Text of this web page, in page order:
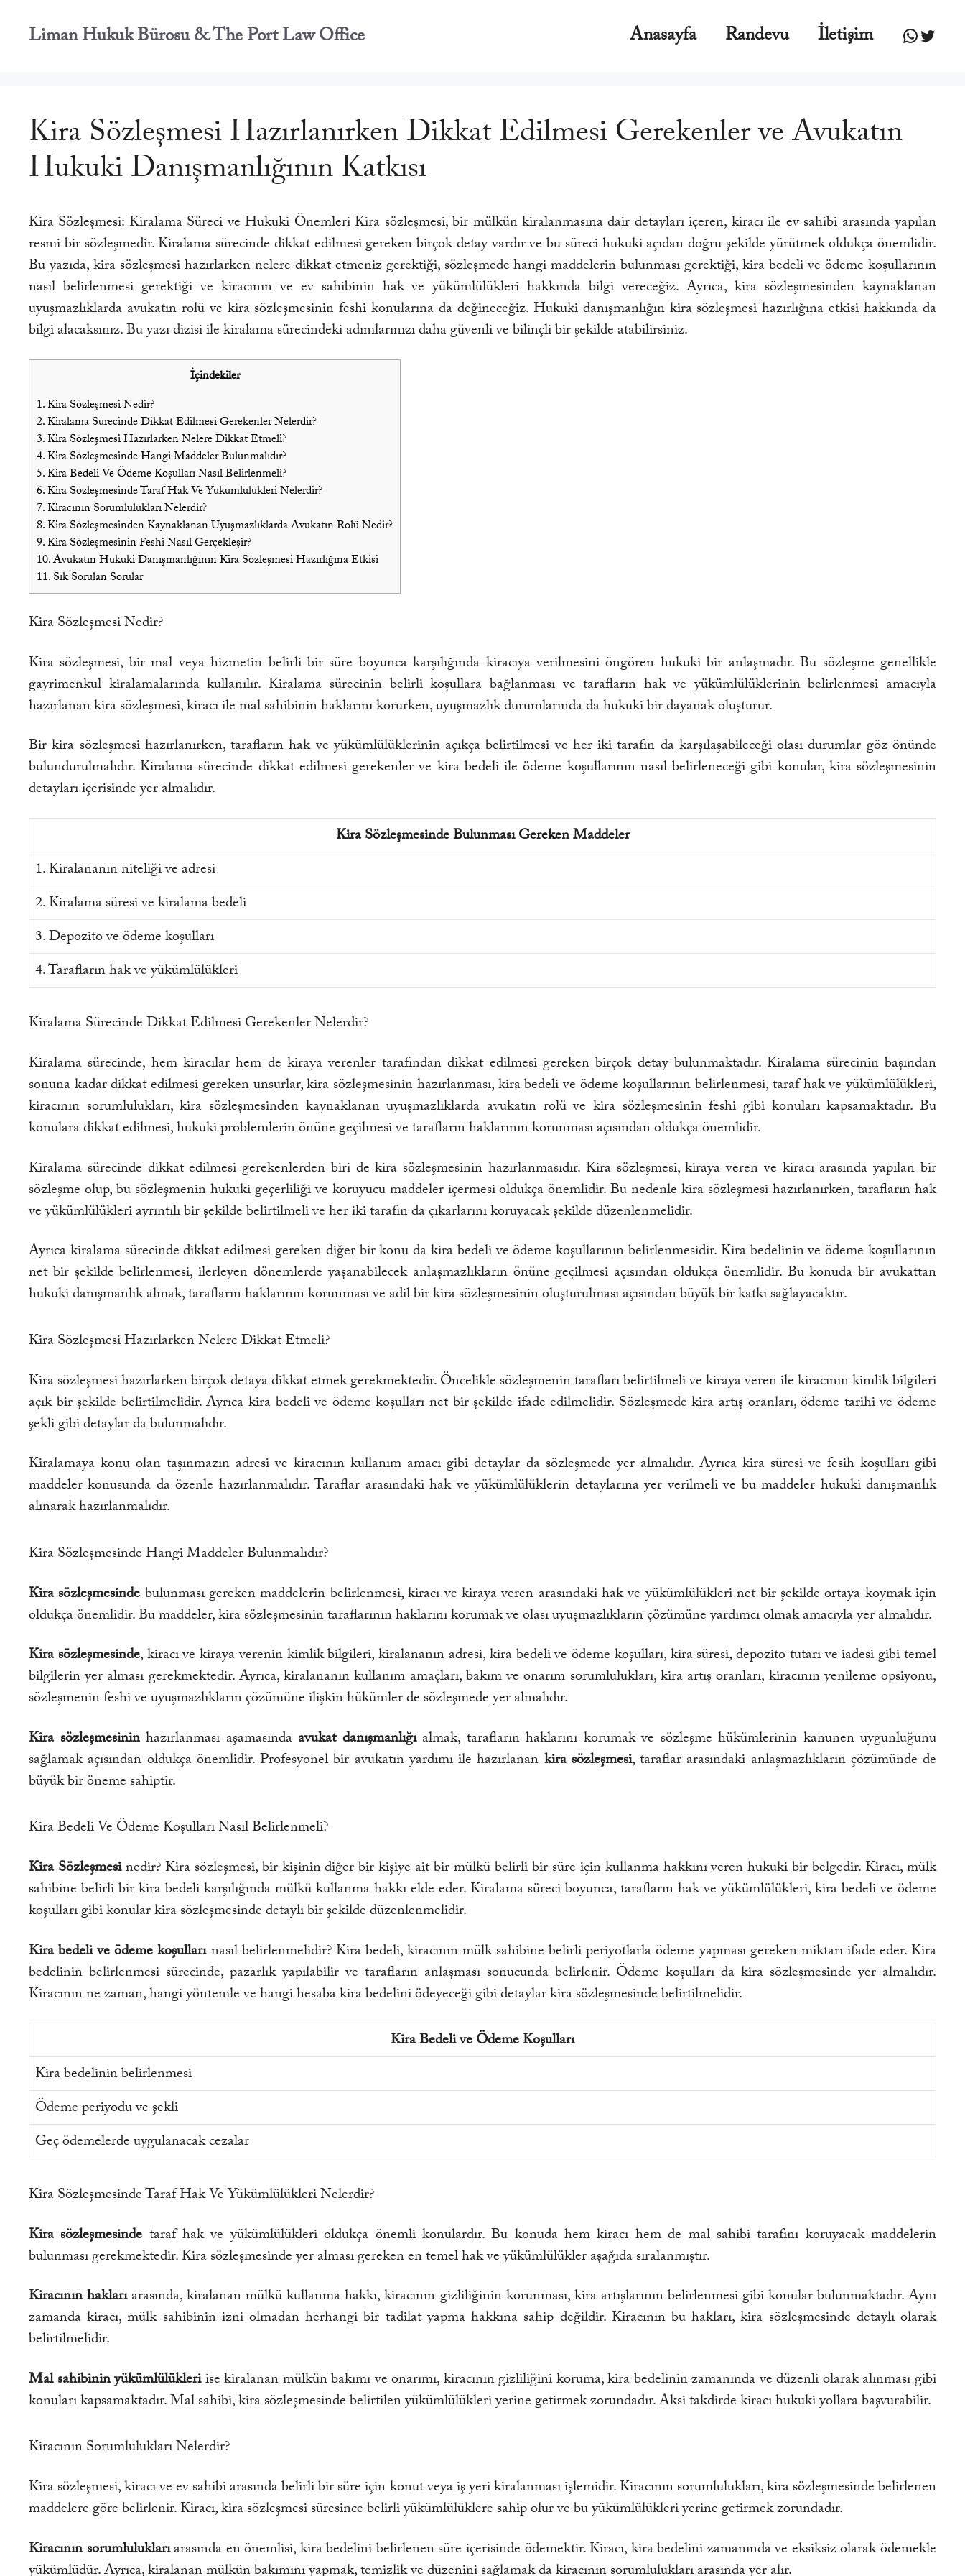
Liman Hukuk Bürosu & The Port Law Office Anasayfa Randevu İletişim
Kira Sözleşmesi Hazırlanırken Dikkat Edilmesi Gerekenler ve Avukatın
Hukuki Danışmanlığının Katkısı
Kira Sözleşmesi: Kiralama Süreci ve Hukuki Önemleri Kira sözleşmesi, bir mülkün kiralanmasına dair detayları içeren, kiracı ile ev sahibi arasında yapılan
resmi bir sözleşmedir. Kiralama sürecinde dikkat edilmesi gereken birçok detay vardır ve bu süreci hukuki açıdan doğru şekilde yürütmek oldukça önemlidir.
Bu yazıda, kira sözleşmesi hazırlarken nelere dikkat etmeniz gerektiği, sözleşmede hangi maddelerin bulunması gerektiği, kira bedeli ve ödeme koşullarının
nasıl belirlenmesi gerektiği ve kiracının ve ev sahibinin hak ve yükümlülükleri hakkında bilgi vereceğiz. Ayrıca, kira sözleşmesinden kaynaklanan
uyuşmazlıklarda avukatın rolü ve kira sözleşmesinin feshi konularına da değineceğiz. Hukuki danışmanlığın kira sözleşmesi hazırlığına etkisi hakkında da
bilgi alacaksınız. Bu yazı dizisi ile kiralama sürecindeki adımlarınızı daha güvenli ve bilinçli bir şekilde atabilirsiniz.
İçindekiler
1. Kira Sözleşmesi Nedir?
2. Kiralama Sürecinde Dikkat Edilmesi Gerekenler Nelerdir?
3. Kira Sözleşmesi Hazırlarken Nelere Dikkat Etmeli?
4. Kira Sözleşmesinde Hangi Maddeler Bulunmalıdır?
5. Kira Bedeli Ve Ödeme Koşulları Nasıl Belirlenmeli?
6. Kira Sözleşmesinde Taraf Hak Ve Yükümlülükleri Nelerdir?
7. Kiracının Sorumlulukları Nelerdir?
8. Kira Sözleşmesinden Kaynaklanan Uyuşmazlıklarda Avukatın Rolü Nedir?
9. Kira Sözleşmesinin Feshi Nasıl Gerçekleşir?
10. Avukatın Hukuki Danışmanlığının Kira Sözleşmesi Hazırlığına Etkisi
11. Sık Sorulan Sorular
Kira Sözleşmesi Nedir?
Kira sözleşmesi, bir mal veya hizmetin belirli bir süre boyunca karşılığında kiracıya verilmesini öngören hukuki bir anlaşmadır. Bu sözleşme genellikle
gayrimenkul kiralamalarında kullanılır. Kiralama sürecinin belirli koşullara bağlanması ve tarafların hak ve yükümlülüklerinin belirlenmesi amacıyla
hazırlanan kira sözleşmesi, kiracı ile mal sahibinin haklarını korurken, uyuşmazlık durumlarında da hukuki bir dayanak oluşturur.
Bir kira sözleşmesi hazırlanırken, tarafların hak ve yükümlülüklerinin açıkça belirtilmesi ve her iki tarafın da karşılaşabileceği olası durumlar göz önünde
bulundurulmalıdır. Kiralama sürecinde dikkat edilmesi gerekenler ve kira bedeli ile ödeme koşullarının nasıl belirleneceği gibi konular, kira sözleşmesinin
detayları içerisinde yer almalıdır.
Kira Sözleşmesinde Bulunması Gereken Maddeler
1. Kiralananın niteliği ve adresi
2. Kiralama süresi ve kiralama bedeli
3. Depozito ve ödeme koşulları
4. Tarafların hak ve yükümlülükleri
Kiralama Sürecinde Dikkat Edilmesi Gerekenler Nelerdir?
Kiralama sürecinde, hem kiracılar hem de kiraya verenler tarafından dikkat edilmesi gereken birçok detay bulunmaktadır. Kiralama sürecinin başından
sonuna kadar dikkat edilmesi gereken unsurlar, kira sözleşmesinin hazırlanması, kira bedeli ve ödeme koşullarının belirlenmesi, taraf hak ve yükümlülükleri,
kiracının sorumlulukları, kira sözleşmesinden kaynaklanan uyuşmazlıklarda avukatın rolü ve kira sözleşmesinin feshi gibi konuları kapsamaktadır. Bu
konulara dikkat edilmesi, hukuki problemlerin önüne geçilmesi ve tarafların haklarının korunması açısından oldukça önemlidir.
Kiralama sürecinde dikkat edilmesi gerekenlerden biri de kira sözleşmesinin hazırlanmasıdır. Kira sözleşmesi, kiraya veren ve kiracı arasında yapılan bir
sözleşme olup, bu sözleşmenin hukuki geçerliliği ve koruyucu maddeler içermesi oldukça önemlidir. Bu nedenle kira sözleşmesi hazırlanırken, tarafların hak
ve yükümlülükleri ayrıntılı bir şekilde belirtilmeli ve her iki tarafın da çıkarlarını koruyacak şekilde düzenlenmelidir.
Ayrıca kiralama sürecinde dikkat edilmesi gereken diğer bir konu da kira bedeli ve ödeme koşullarının belirlenmesidir. Kira bedelinin ve ödeme koşullarının
net bir şekilde belirlenmesi, ilerleyen dönemlerde yaşanabilecek anlaşmazlıkların önüne geçilmesi açısından oldukça önemlidir. Bu konuda bir avukattan
hukuki danışmanlık almak, tarafların haklarının korunması ve adil bir kira sözleşmesinin oluşturulması açısından büyük bir katkı sağlayacaktır.
Kira Sözleşmesi Hazırlarken Nelere Dikkat Etmeli?
Kira sözleşmesi hazırlarken birçok detaya dikkat etmek gerekmektedir. Öncelikle sözleşmenin tarafları belirtilmeli ve kiraya veren ile kiracının kimlik bilgileri
açık bir şekilde belirtilmelidir. Ayrıca kira bedeli ve ödeme koşulları net bir şekilde ifade edilmelidir. Sözleşmede kira artış oranları, ödeme tarihi ve ödeme
şekli gibi detaylar da bulunmalıdır.
Kiralamaya konu olan taşınmazın adresi ve kiracının kullanım amacı gibi detaylar da sözleşmede yer almalıdır. Ayrıca kira süresi ve fesih koşulları gibi
maddeler konusunda da özenle hazırlanmalıdır. Taraflar arasındaki hak ve yükümlülüklerin detaylarına yer verilmeli ve bu maddeler hukuki danışmanlık
alınarak hazırlanmalıdır.
Kira Sözleşmesinde Hangi Maddeler Bulunmalıdır?
Kira sözleşmesinde bulunması gereken maddelerin belirlenmesi, kiracı ve kiraya veren arasındaki hak ve yükümlülükleri net bir şekilde ortaya koymak için
oldukça önemlidir. Bu maddeler, kira sözleşmesinin taraflarının haklarını korumak ve olası uyuşmazlıkların çözümüne yardımcı olmak amacıyla yer almalıdır.
Kira sözleşmesinde, kiracı ve kiraya verenin kimlik bilgileri, kiralananın adresi, kira bedeli ve ödeme koşulları, kira süresi, depozito tutarı ve iadesi gibi temel
bilgilerin yer alması gerekmektedir. Ayrıca, kiralananın kullanım amaçları, bakım ve onarım sorumlulukları, kira artış oranları, kiracının yenileme opsiyonu,
sözleşmenin feshi ve uyuşmazlıkların çözümüne ilişkin hükümler de sözleşmede yer almalıdır.
Kira sözleşmesininhazırlanması aşamasında avukat danışmanlığıalmak, tarafların haklarını korumak ve sözleşme hükümlerinin kanunen uygunluğunu
sağlamak açısından oldukça önemlidir. Profesyonel bir avukatın yardımı ile hazırlanan kira sözleşmesi, taraflar arasındaki anlaşmazlıkların çözümünde de
büyük bir öneme sahiptir.
Kira Bedeli Ve Ödeme Koşulları Nasıl Belirlenmeli?
Kira Sözleşmesinedir? Kira sözleşmesi, bir kişinin diğer bir kişiye ait bir mülkü belirli bir süre için kullanma hakkını veren hukuki bir belgedir. Kiracı, mülk
sahibine belirli bir kira bedeli karşılığında mülkü kullanma hakkı elde eder. Kiralama süreci boyunca, tarafların hak ve yükümlülükleri, kira bedeli ve ödeme
koşulları gibi konular kira sözleşmesinde detaylı bir şekilde düzenlenmelidir.
Kira bedeli ve ödeme koşullarınasıl belirlenmelidir? Kira bedeli, kiracının mülk sahibine belirli periyotlarla ödeme yapması gereken miktarı ifade eder. Kira
bedelinin belirlenmesi sürecinde, pazarlık yapılabilir ve tarafların anlaşması sonucunda belirlenir. Ödeme koşulları da kira sözleşmesinde yer almalıdır.
Kiracının ne zaman, hangi yöntemle ve hangi hesaba kira bedelini ödeyeceği gibi detaylar kira sözleşmesinde belirtilmelidir.
Kira Bedeli ve Ödeme Koşulları
Kira bedelinin belirlenmesi
Ödeme periyodu ve şekli
Geç ödemelerde uygulanacak cezalar
Kira Sözleşmesinde Taraf Hak Ve Yükümlülükleri Nelerdir?
Kira sözleşmesinde taraf hak ve yükümlülükleri oldukça önemli konulardır. Bu konuda hem kiracı hem de mal sahibi tarafını koruyacak maddelerin
bulunması gerekmektedir. Kira sözleşmesinde yer alması gereken en temel hak ve yükümlülükler aşağıda sıralanmıştır.
Kiracının haklarıarasında, kiralanan mülkü kullanma hakkı, kiracının gizliliğinin korunması, kira artışlarının belirlenmesi gibi konular bulunmaktadır. Aynı
zamanda kiracı, mülk sahibinin izni olmadan herhangi bir tadilat yapma hakkına sahip değildir. Kiracının bu hakları, kira sözleşmesinde detaylı olarak
belirtilmelidir.
Mal sahibinin yükümlülükleriise kiralanan mülkün bakımı ve onarımı, kiracının gizliliğini koruma, kira bedelinin zamanında ve düzenli olarak alınması gibi
konuları kapsamaktadır. Mal sahibi, kira sözleşmesinde belirtilen yükümlülükleri yerine getirmek zorundadır. Aksi takdirde kiracı hukuki yollara başvurabilir.
Kiracının Sorumlulukları Nelerdir?
Kira sözleşmesi, kiracı ve ev sahibi arasında belirli bir süre için konut veya iş yeri kiralanması işlemidir. Kiracının sorumlulukları, kira sözleşmesinde belirlenen
maddelere göre belirlenir. Kiracı, kira sözleşmesi süresince belirli yükümlülüklere sahip olur ve bu yükümlülükleri yerine getirmek zorundadır.
Kiracının sorumluluklarıarasında en önemlisi, kira bedelini belirlenen süre içerisinde ödemektir. Kiracı, kira bedelini zamanında ve eksiksiz olarak ödemekle
yükümlüdür. Ayrıca, kiralanan mülkün bakımını yapmak, temizlik ve düzenini sağlamak da kiracının sorumlulukları arasında yer alır.